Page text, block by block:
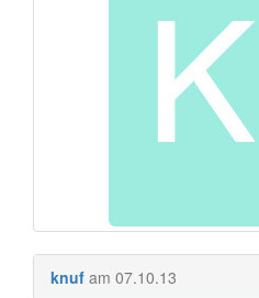
knuf am 07.10.13